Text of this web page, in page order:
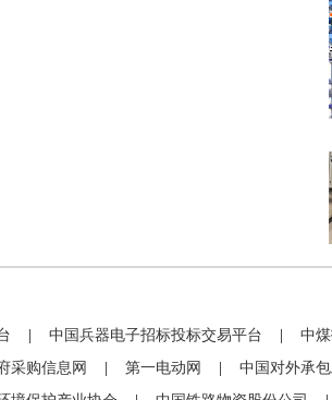
中国兵器电子招标投标交易平台 中
采购信息网 第一电动网 中国对外承